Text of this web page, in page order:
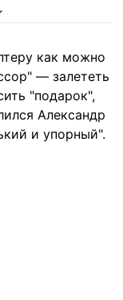
как можно
— залететь
"подарок",
Александр
и упорный".